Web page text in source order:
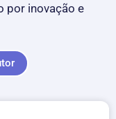
por inovação e